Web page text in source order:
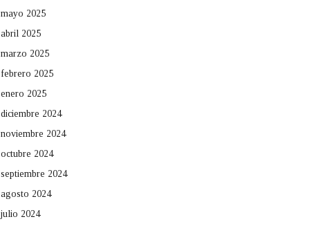
mayo 2025
abril 2025
marzo 2025
febrero 2025
enero 2025
diciembre 2024
noviembre 2024
octubre 2024
septiembre 2024
agosto 2024
julio 2024